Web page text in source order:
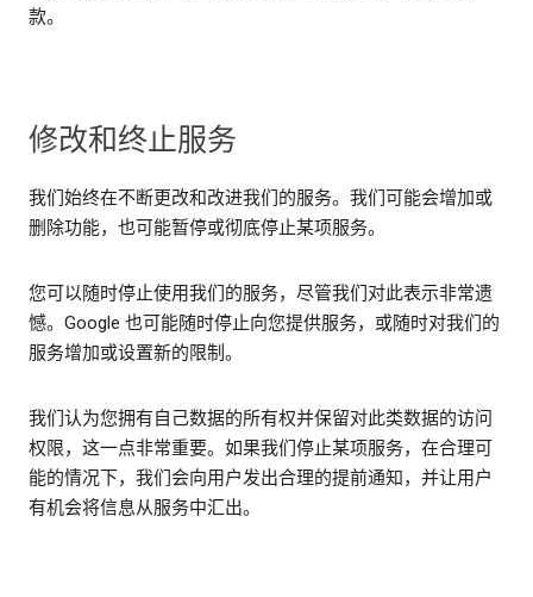
款。
修改和终止服务
我们始终在不断更改和改进我们的服务。我们可能会增加或
删除功能，也可能暂停或彻底停止某项服务。
您可以随时停止使用我们的服务，尽管我们对此表示非常遗
憾。Google 也可能随时停止向您提供服务，或随时对我们的
服务增加或设置新的限制。
我们认为您拥有自己数据的所有权并保留对此类数据的访问
权限，这一点非常重要。如果我们停止某项服务，在合理可
能的情况下，我们会向用户发出合理的提前通知，并让用户
有机会将信息从服务中汇出。